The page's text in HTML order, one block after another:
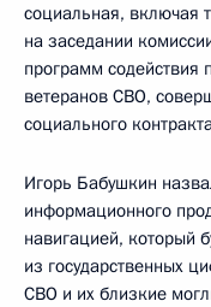
социальная, включая
на заседании
программ содействия
ветеранов СВО,
социального
Игорь Бабушкин
информационного
навигацией, который
из государственных
СВО и их близкие